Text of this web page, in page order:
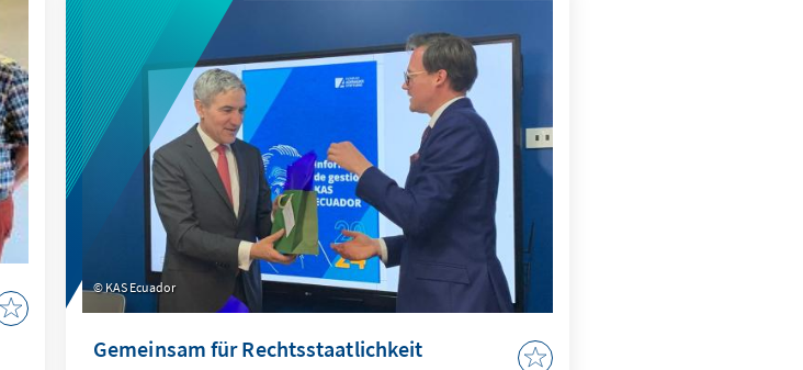
New York – jede Stadt mit einem eigenen
thematischen Schwerpunkt. Den Auftakt der Reihe
bildete am 29./30. April 2025 die wissenschaftliche
Tagung in Berlin, ausgerichtet von der Konrad-
Adenauer-Stiftung in Kooperation mit der Europa
Universität Viadrina in Frankfurt/Oder, der Université
Paris 1 Panthéon Sorbonne sowie der Columbia
University New York. Die Tagung widmete sich vor
allem der Situation in Deutschland sowie der
geopolitischen Neuordnung nach 1945.
KAS Ecuador
Gemeinsam für Rechtsstaatlichkeit